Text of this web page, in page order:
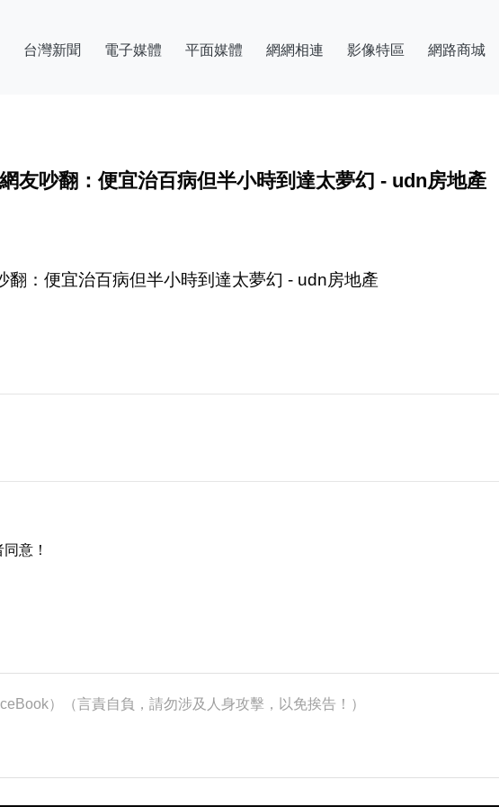
台灣新聞 電子媒體 平面媒體 網網相連 影像特區 網路商城
友吵翻：便宜治百病但半小時到達太夢幻 - udn房地產
：便宜治百病但半小時到達太夢幻 - udn房地產
意！
）（言責自負，請勿涉及人身攻擊，以免挨告！）